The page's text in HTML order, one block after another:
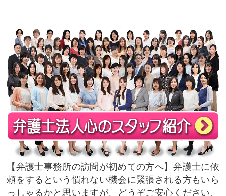
弁護士事務所の訪問が初めての方へ
弁護士に依
頼をするという慣れない機会に緊張される方もいら
っしゃるかと思いますが、どうぞご安心ください。